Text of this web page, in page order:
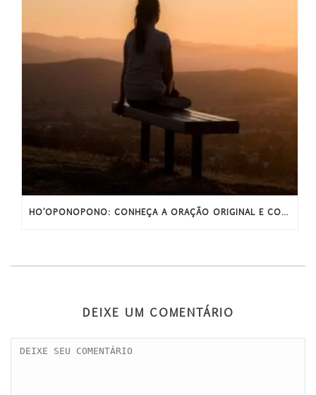
HO’OPONOPONO: CONHEÇA A ORAÇÃO ORIGINAL E COMPLETA
DEIXE UM COMENTÁRIO